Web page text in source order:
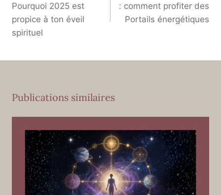
Pourquoi 2025 est
propice à ton éveil
spirituel
: comment profiter des
Portails énergétiques
Publications similaires